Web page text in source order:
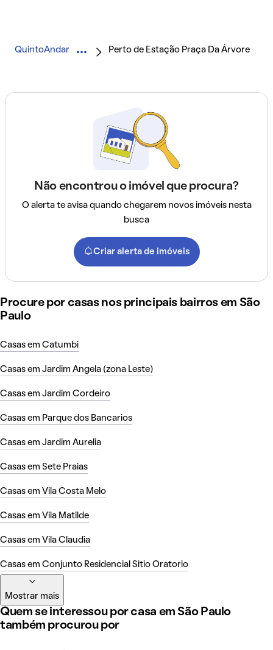
QuintoAndar Perto de Estação Praça Da Árvore
Não encontrou o imóvel que procura?
O alerta te avisa quando chegarem novos imóveis nesta
busca
Criar alerta de imóveis
Procure por casas nos principais bairros em São
Paulo
Casas em Catumbi
Casas em Jardim Angela (zona Leste)
Casas em Jardim Cordeiro
Casas em Parque dos Bancarios
Casas em Jardim Aurelia
Casas em Sete Praias
Casas em Vila Costa Melo
Casas em Vila Matilde
Casas em Vila Claudia
Casas em Conjunto Residencial Sitio Oratorio
Mostrar mais
Quem se interessou por casa em São Paulo
também procurou por